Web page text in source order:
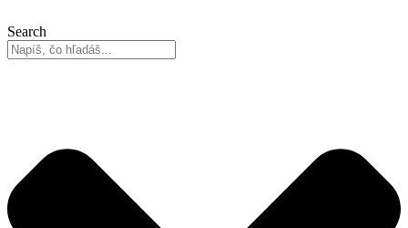
Search